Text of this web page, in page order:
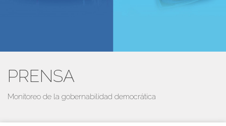
PRENSA
Monitoreo de la gobernabilidad democrática